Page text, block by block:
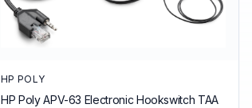
HP POLY
HP Poly APV-63 Electronic Hookswitch TAA